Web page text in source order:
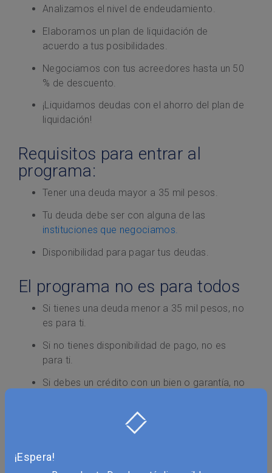
Analizamos el nivel de endeudamiento.
Elaboramos un plan de liquidación de
acuerdo a tus posibilidades.
Negociamos con tus acreedores hasta un 50
% de descuento.
¡Liquidamos deudas con el ahorro del plan de
liquidación!
Requisitos para entrar al
programa:
Tener una deuda mayor a 35 mil pesos.
Tu deuda debe ser con alguna de las
instituciones que negociamos.
Disponibilidad para pagar tus deudas.
El programa no es para todos
Si tienes una deuda menor a 35 mil pesos, no
es para ti.
Si no tienes disponibilidad de pago, no es
para ti.
Si debes un crédito con un bien o garantía, no
¿Listo para pagar tus
deudas?
Si ya estás listo para liquidar tus deudas, te invitamos a
¡Espera!